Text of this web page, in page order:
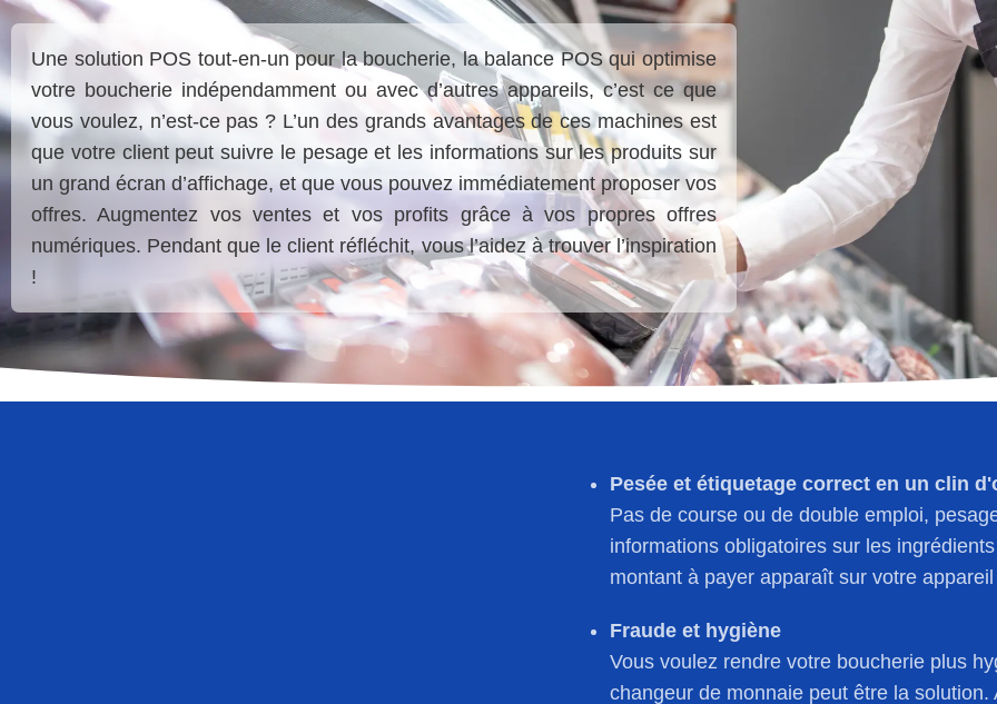
Une solution POS tout-en-un pour la boucherie, la balance POS qui optimise
votre boucherie indépendamment ou avec d’autres appareils, c’est ce que
vous voulez, n’est-ce pas ? L’un des grands avantages de ces machines est
que votre client peut suivre le pesage et les informations sur les produits sur
un grand écran d’affichage, et que vous pouvez immédiatement proposer vos
offres. Augmentez vos ventes et vos profits grâce à vos propres offres
numériques. Pendant que le client réfléchit, vous l’aidez à trouver l’inspiration
!
Pesée et étiquetage correct en un clin
Pas de course ou de double emploi,
informations obligatoires sur les
montant à payer apparaît sur votre
Fraude et hygiène
Vous voulez rendre votre boucherie plus
changeur de monnaie peut être la solution.